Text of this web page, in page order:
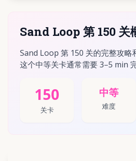
Sand Loop 第 150 关
Sand Loop 第 150 关的完整攻略
这个中等关卡通常需要 3–5 min 完
150
关卡
中等
难度